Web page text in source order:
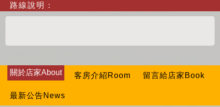
路線說明：
關於店家About 客房介紹Room 留言給店家Book
最新公告News